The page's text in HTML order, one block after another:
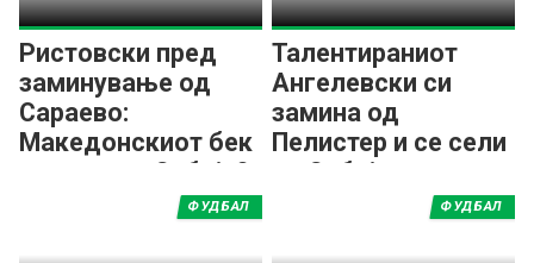
Ристовски пред
заминување од
Сараево:
Македонскиот бек
се сели во Србија?
Талентираниот
Ангелевски си
замина од
Пелистер и се сели
во Србија
ФУДБАЛ ФУДБАЛ